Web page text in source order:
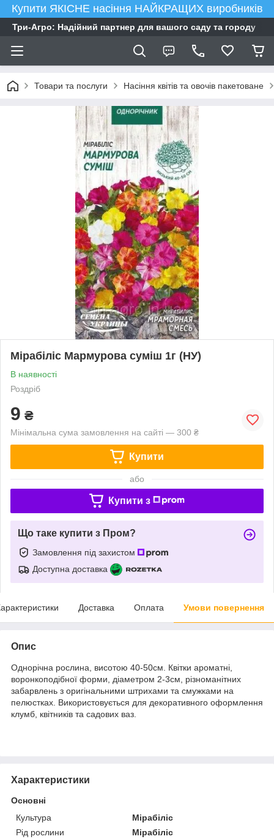
Купити ЯКІСНЕ насіння НАЙКРАЩИХ виробників
Три-Агро: Надійний партнер для вашого саду та городу
Товари та послуги Насіння квітів та овочів пакетоване
Мірабіліс Мармурова суміш 1г (НУ)
В наявності
Роздріб
9 ₴
Мінімальна сума замовлення на сайті — 300 ₴
Купити
або
Купити з
Що таке купити з Пром?
Замовлення під захистом
Доступна доставка
Доставка Оплата Умови повернення
Опис
Однорічна рослина, висотою 40-50см. Квітки ароматні,
воронкоподібної форми, діаметром 2-3см, різноманітних
забарвлень з оригінальними штрихами та смужками на
пелюстках. Використовується для декоративного оформлення
клумб, квітників та садових ваз.
Характеристики
Основні
Культура
Мірабіліс
Рід рослини
Мірабіліс